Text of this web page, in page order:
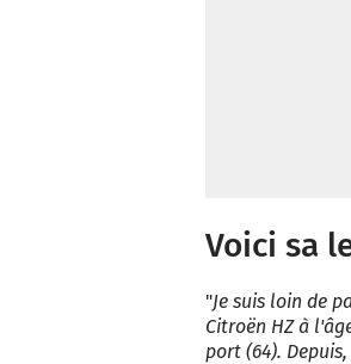
Voici sa
"Je suis loin de
Citroën HZ à
port (64).